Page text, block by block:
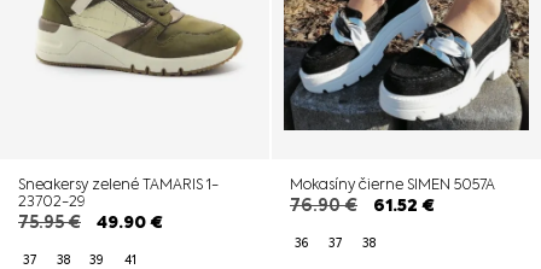
Sneakersy zelené TAMARIS 1-
23702-29
75.95€ 49.90€
37 38 39 41
Mokasíny čierne SIMEN 5057A
76.90€ 61.52 €
36 37 38